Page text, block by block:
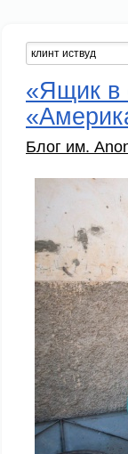
«Ящик в
Блог им.